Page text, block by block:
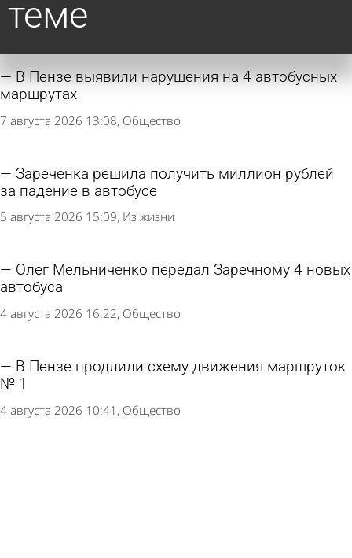
теме
В Пензе выявили нарушения на 4 автобусных
маршрутах
7 августа 2026 13:08 Общество
Зареченка решила получить миллион рублей
за падение в автобусе
5 августа 2026 15:09 Из жизни
Олег Мельниченко передал Заречному 4 новых
автобуса
4 августа 2026 16:22 Общество
В Пензе продлили схему движения маршруток
№ 1
4 августа 2026 10:41 Общество